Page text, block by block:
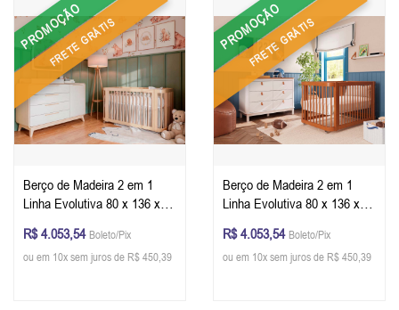
PROMOÇÃO
FRETE GRÁTIS
Berço de Madeira 2 em 1
Linha Evolutiva 80 x 136 x 79
Malva + Colchão
R$ 4.053,54 Boleto/Pix
ou em 10x sem juros de R$ 450,39
PROMOÇÃO
FRETE GRÁTIS
Berço de Madeira 2 em 1
Linha Evolutiva 80 x 136 x 79
+ Colchão
R$ 4.053,54 Boleto/Pix
ou em 10x sem juros de R$ 450,39